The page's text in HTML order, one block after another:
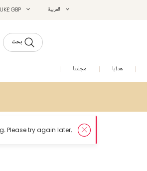
العربية UK£ GBP
بحث
هدايا مجلتنا